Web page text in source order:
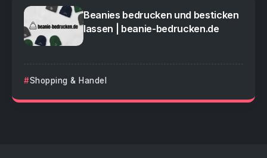
Beanies bedrucken und besticken
lassen | beanie-bedrucken.de
Shopping & Handel